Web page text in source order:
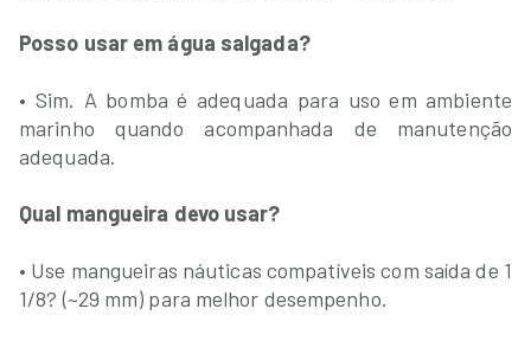
Posso usar em água salgada?
• Sim. A bomba é adequada para uso em ambiente
marinho quando acompanhada de manutenção
adequada.
Qual mangueira devo usar?
• Use mangueiras náuticas compatíveis com saída de 1
1/8? (~29 mm) para melhor desempenho.